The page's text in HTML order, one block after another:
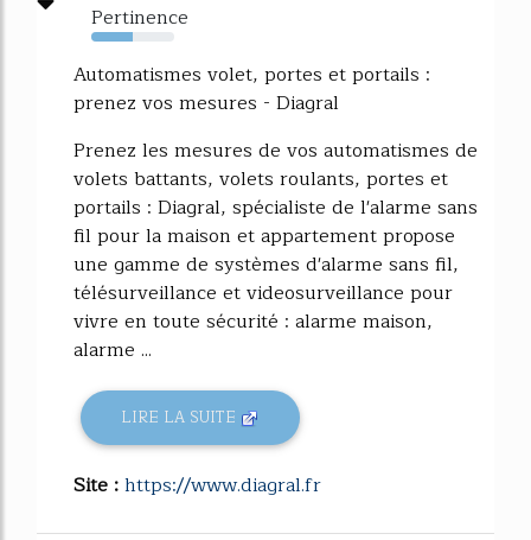
Pertinence
50%
Automatismes volet, portes et portails :
prenez vos mesures - Diagral
Prenez les mesures de vos automatismes de
volets battants, volets roulants, portes et
portails : Diagral, spécialiste de l'alarme sans
fil pour la maison et appartement propose
une gamme de systèmes d'alarme sans fil,
télésurveillance et videosurveillance pour
vivre en toute sécurité : alarme maison,
alarme ...
LIRE LA SUITE
Site :https://www.diagral.fr